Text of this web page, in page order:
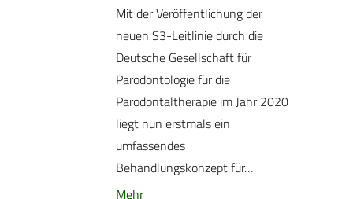
Mit der Veröffentlichung der
neuen S3-Leitlinie durch die
Deutsche Gesellschaft für
Parodontologie für die
Parodontaltherapie im Jahr 2020
liegt nun erstmals ein
umfassendes
Behandlungskonzept für…
Mehr